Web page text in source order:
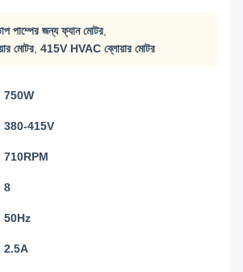
পাম্পের জন্য ফ্যান মোটর
মোটর 415V HVAC ব্লোয়ার মোটর
750W
380-415V
710RPM
8
50Hz
2.5A